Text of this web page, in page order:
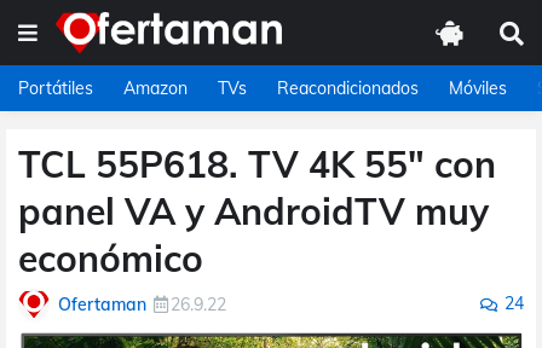
Portátiles Amazon TVs Reacondicionados Móviles
TCL 55P618. TV 4K 55" con
panel VA y AndroidTV muy
económico
Ofertaman 26.9.22 24